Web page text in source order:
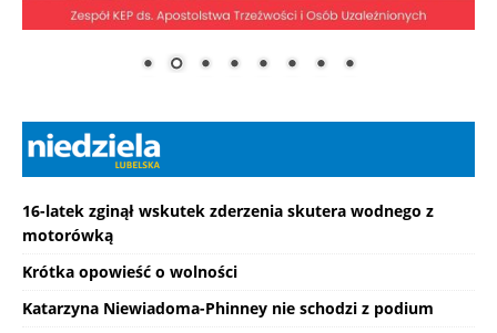
16-latek zginął wskutek zderzenia skutera wodnego z
motorówką
Krótka opowieść o wolności
Katarzyna Niewiadoma-Phinney nie schodzi z podium